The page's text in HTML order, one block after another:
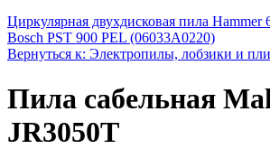
Циркулярная двухдисковая пила Hammer
Bosch PST 900 PEL (06033A0220)
Вернуться к: Электропилы, лобзики и
Пила сабельная
JR3050T